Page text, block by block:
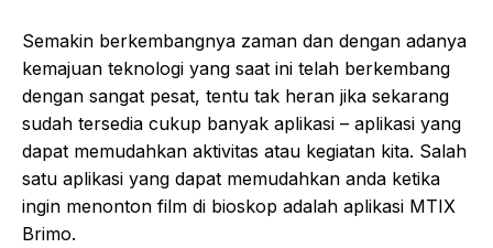
Semakin berkembangnya zaman dan dengan adanya
kemajuan teknologi yang saat ini telah berkembang
dengan sangat pesat, tentu tak heran jika sekarang
sudah tersedia cukup banyak aplikasi – aplikasi yang
dapat memudahkan aktivitas atau kegiatan kita. Salah
satu aplikasi yang dapat memudahkan anda ketika
ingin menonton film di bioskop adalah aplikasi MTIX
Brimo.